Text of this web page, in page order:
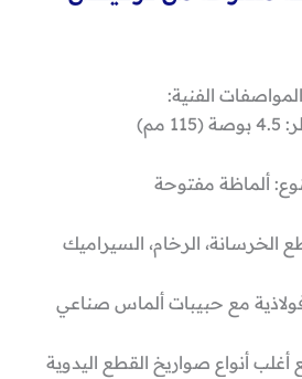
المواصفات الفنية:
مم)
ألماظة مفتوحة
الخرسانة، الرخام، السيراميك
مع حبيبات ألماس صناعي
أغلب أنواع صواريخ القطع اليدوية